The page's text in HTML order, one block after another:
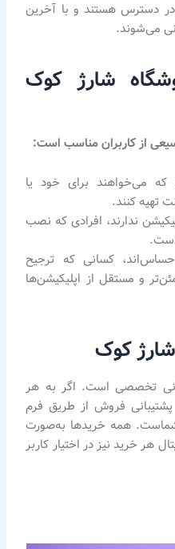
در دسترس هستند و با آخرین
می‌شوند.
شارژ کوک
از کاربران مناسب است:
که می‌خواهند برای خود یا
تهیه کنند.
ندارند، افرادی که نصب
کسانی که ترجیح
و مستقل از اپلیکیشن‌ها
کوک
تخصصی است. اگر به هر
پشتیبانی فروش از طریق فرم
شماست. همه خریدها به‌صورت
هر خرید نیز در اختیار کاربر